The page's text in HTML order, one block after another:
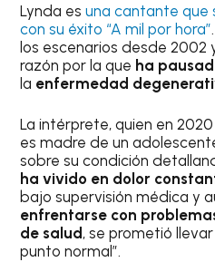
Lynda esuna cantante que
con su éxito “A mil por hora”
los escenarios desde 2002
razón por la que ha
la enfermedad
La intérprete, quien en
es madre de un
sobre su condición
ha vivido en dolor
bajo supervisión médica y
enfrentarse con
de salud , se prometió
punto normal”.